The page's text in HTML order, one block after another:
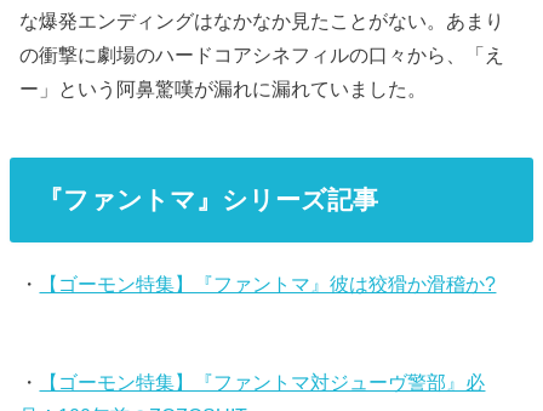
な爆発エンディングはなかなか見たことがない。あまり
の衝撃に劇場のハードコアシネフィルの口々から、「え
ー」という阿鼻驚嘆が漏れに漏れていました。
『ファントマ』シリーズ記事
・ 【ゴーモン特集】『ファントマ』彼は狡猾か滑稽か?
・
【ゴーモン特集】『ファントマ対ジューヴ警部』必